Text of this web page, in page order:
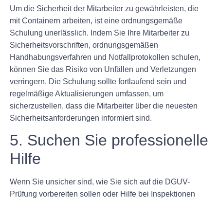
Um die Sicherheit der Mitarbeiter zu gewährleisten, die
mit Containern arbeiten, ist eine ordnungsgemäße
Schulung unerlässlich. Indem Sie Ihre Mitarbeiter zu
Sicherheitsvorschriften, ordnungsgemäßen
Handhabungsverfahren und Notfallprotokollen schulen,
können Sie das Risiko von Unfällen und Verletzungen
verringern. Die Schulung sollte fortlaufend sein und
regelmäßige Aktualisierungen umfassen, um
sicherzustellen, dass die Mitarbeiter über die neuesten
Sicherheitsanforderungen informiert sind.
5. Suchen Sie professionelle
Hilfe
Wenn Sie unsicher sind, wie Sie sich auf die DGUV-
Prüfung vorbereiten sollen oder Hilfe bei Inspektionen